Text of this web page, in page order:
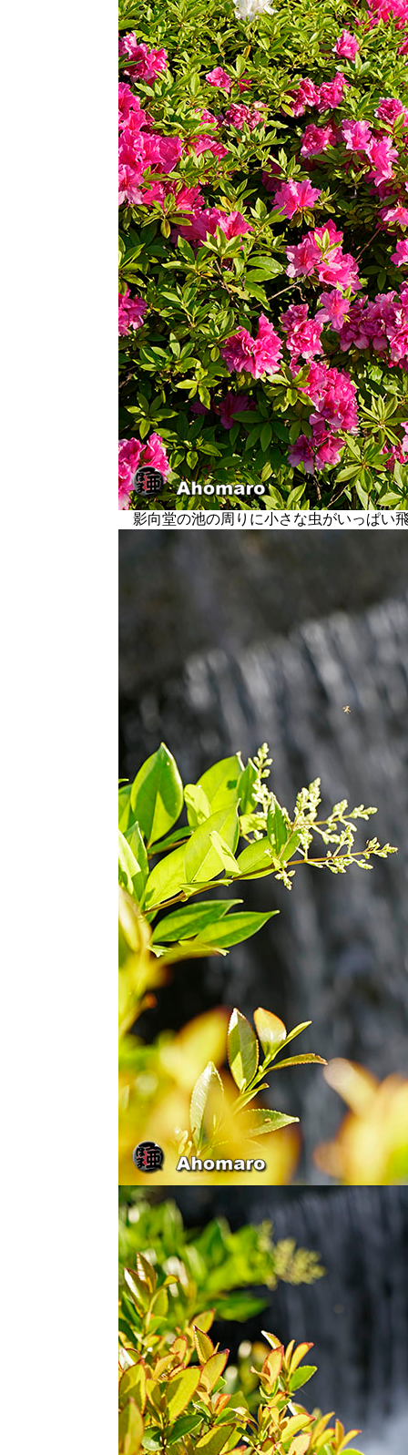
影向堂の池の周りに小さな虫がいっぱい